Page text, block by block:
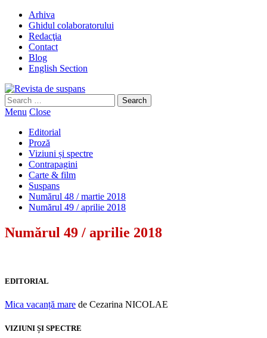
Arhiva
Ghidul colaboratorului
Redacţia
Contact
Blog
English Section
Search
for:
Menu Close
Editorial
Proză
Viziuni și spectre
Contrapagini
Carte & film
Suspans
Numărul 48 / martie 2018
Numărul 49 / aprilie 2018
Numărul 49 / aprilie 2018
EDITORIAL
Mica vacanță mare de Cezarina NICOLAE
VIZIUNI ȘI SPECTRE